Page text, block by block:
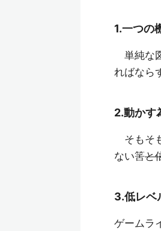
1.一つの
単純な
ればなら
2.動かす
そもそ
ない筈と
3.低レベ
ゲームラ